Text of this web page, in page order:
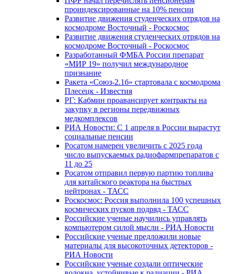
проиндексированные на 10% пенсии
Развитие движения студенческих отрядов на
космодроме Восточный - Роскосмос
Развитие движения студенческих отрядов на
космодроме Восточный - Роскосмос
Разработанный ФМБА России препарат
«МИР 19» получил международное
признание
Ракета «Союз-2.1б» стартовала с космодрома
Плесецк - Известия
РГ: Кабмин проавансирует контракты на
закупку в регионы передвижных
медкомплексов
РИА Новости: С 1 апреля в России вырастут
социальные пенсии
Росатом намерен увеличить с 2025 года
число выпускаемых радиофармпрепаратов с
11 до 25
Росатом отправил первую партию топлива
для китайского реактора на быстрых
нейтронах - ТАСС
Роскосмос: Россия выполнила 100 успешных
космических пусков подряд - ТАСС
Российские ученые научились управлять
компьютером силой мысли - РИА Новости
Российские ученые предложили новые
материалы для высокоточных детекторов -
РИА Новости
Российские ученые создали оптические